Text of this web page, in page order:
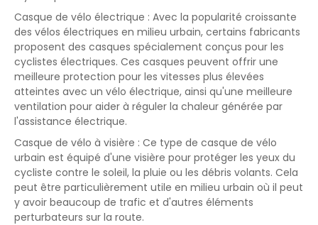
Casque de vélo électrique : Avec la popularité croissante
des vélos électriques en milieu urbain, certains fabricants
proposent des casques spécialement conçus pour les
cyclistes électriques. Ces casques peuvent offrir une
meilleure protection pour les vitesses plus élevées
atteintes avec un vélo électrique, ainsi qu'une meilleure
ventilation pour aider à réguler la chaleur générée par
l'assistance électrique.
Casque de vélo à visière : Ce type de casque de vélo
urbain est équipé d'une visière pour protéger les yeux du
cycliste contre le soleil, la pluie ou les débris volants. Cela
peut être particulièrement utile en milieu urbain où il peut
y avoir beaucoup de trafic et d'autres éléments
perturbateurs sur la route.